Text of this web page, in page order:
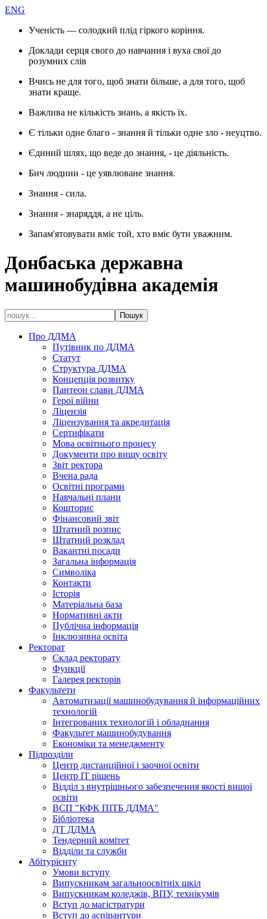
ENG
Ученість — солодкий плід гіркого коріння.
Доклади серця свого до навчання і вуха свої до
розумних слів
Вчись не для того, щоб знати більше, а для того, щоб
знати краще.
Важлива не кількість знань, а якість їх.
Є тільки одне благо - знання й тільки одне зло - неуцтво.
Єдиний шлях, що веде до знання, - це діяльність.
Бич людини - це уявлюване знання.
Знання - сила.
Знання - знаряддя, а не ціль.
Запам'ятовувати вміє той, хто вміє бути уважним.
Донбаська державна
машинобудівна академія
Про ДДМА
Путівник по ДДМА
Статут
Структура ДДМА
Концепція розвитку
Пантеон слави ДДМА
Герої війни
Ліцензія
Ліцензування та акредитація
Сертифікати
Мова освітнього процесу
Документи про вищу освіту
Звіт ректора
Вчена рада
Освітні програми
Навчальні плани
Кошторис
Фінансовий звіт
Штатний розпис
Штатний розклад
Вакантні посади
Загальна інформація
Символіка
Контакти
Історія
Матеріальна база
Нормативні акти
Публічна інформація
Інклюзивна освіта
Ректорат
Склад ректорату
Функції
Галерея ректорів
Факультети
Автоматизації машинобудування й інформаційних
технологій
Інтегрованих технологій і обладнання
Факультет машинобудування
Економіки та менеджменту
Підрозділи
Центр дистанційної і заочної освіти
Центр ІТ рішень
Відділ з внутрішнього забезпечення якості вищої
освіти
ВСП "КФК ПІТБ ДДМА"
Бібліотека
ДТ ДДМА
Тендерний комітет
Відділи та служби
Абітурієнту
Умови вступу
Випускникам загальноосвітніх шкіл
Випускникам коледжів, ВПУ, технікумів
Вступ до магістратури
Вступ до аспірантури